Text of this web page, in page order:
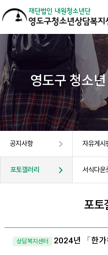
영도구 청소
공지사항 자유게시
포토갤러리 서식다운
포토
상담복지센터 2024년 「한가